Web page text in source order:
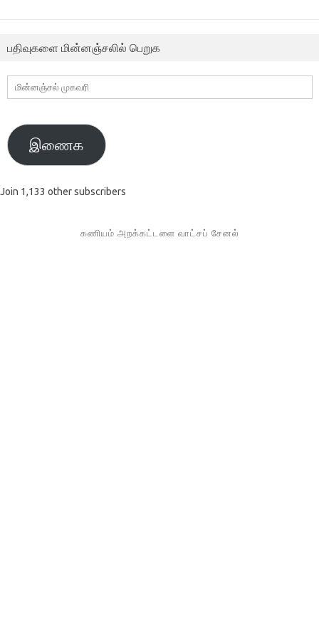
பதிவுகளை மின்னஞ்சலில் பெறுக
மின்னஞ்சல்
முகவரி
இணைக
Join 1,133 other subscribers
கணியம் அறக்கட்டளை வாட்சப் சேனல்